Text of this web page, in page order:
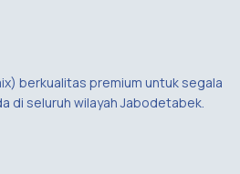
berkualitas premium untuk segala
di seluruh wilayah Jabodetabek.